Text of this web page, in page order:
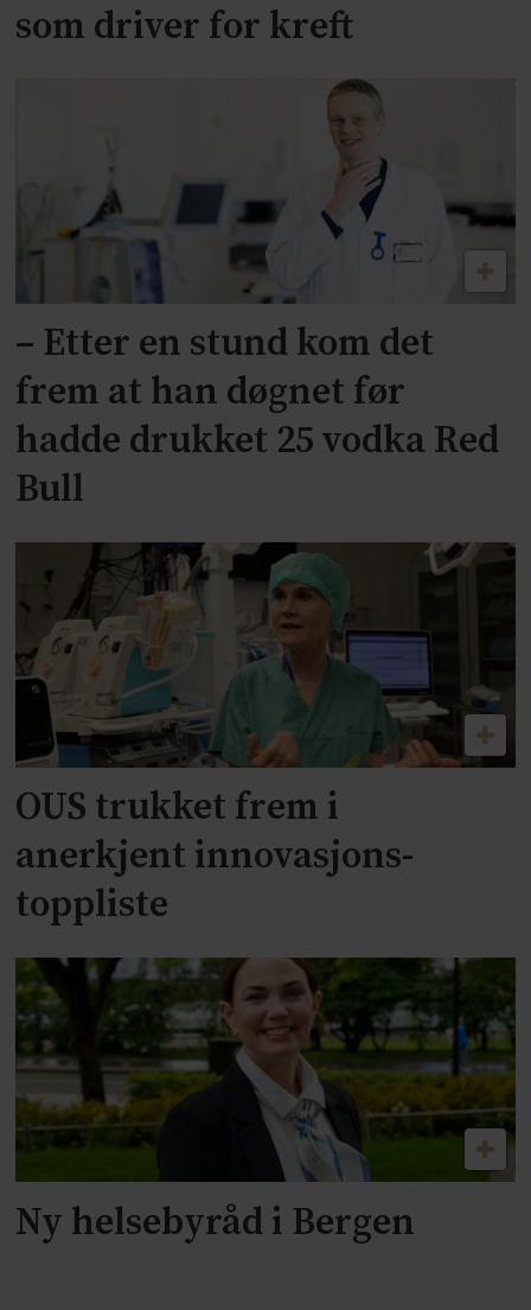
som driver for kreft
– Etter en stund kom det
frem at han døgnet før
hadde drukket 25 vodka Red
Bull
OUS trukket frem i
anerkjent innovasjons-
toppliste
Ny helsebyråd i Bergen